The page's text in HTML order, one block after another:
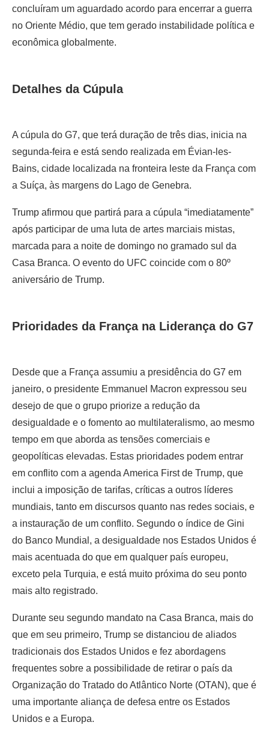
concluíram um aguardado acordo para encerrar a guerra
no Oriente Médio, que tem gerado instabilidade política e
econômica globalmente.
Detalhes da Cúpula
A cúpula do G7, que terá duração de três dias, inicia na
segunda-feira e está sendo realizada em Évian-les-
Bains, cidade localizada na fronteira leste da França com
a Suíça, às margens do Lago de Genebra.
Trump afirmou que partirá para a cúpula “imediatamente”
após participar de uma luta de artes marciais mistas,
marcada para a noite de domingo no gramado sul da
Casa Branca. O evento do UFC coincide com o 80º
aniversário de Trump.
Prioridades da França na Liderança do G7
Desde que a França assumiu a presidência do G7 em
janeiro, o presidente Emmanuel Macron expressou seu
desejo de que o grupo priorize a redução da
desigualdade e o fomento ao multilateralismo, ao mesmo
tempo em que aborda as tensões comerciais e
geopolíticas elevadas. Estas prioridades podem entrar
em conflito com a agenda America First de Trump, que
inclui a imposição de tarifas, críticas a outros líderes
mundiais, tanto em discursos quanto nas redes sociais, e
a instauração de um conflito. Segundo o índice de Gini
do Banco Mundial, a desigualdade nos Estados Unidos é
mais acentuada do que em qualquer país europeu,
exceto pela Turquia, e está muito próxima do seu ponto
mais alto registrado.
Durante seu segundo mandato na Casa Branca, mais do
que em seu primeiro, Trump se distanciou de aliados
tradicionais dos Estados Unidos e fez abordagens
frequentes sobre a possibilidade de retirar o país da
Organização do Tratado do Atlântico Norte (OTAN), que é
uma importante aliança de defesa entre os Estados
Unidos e a Europa.